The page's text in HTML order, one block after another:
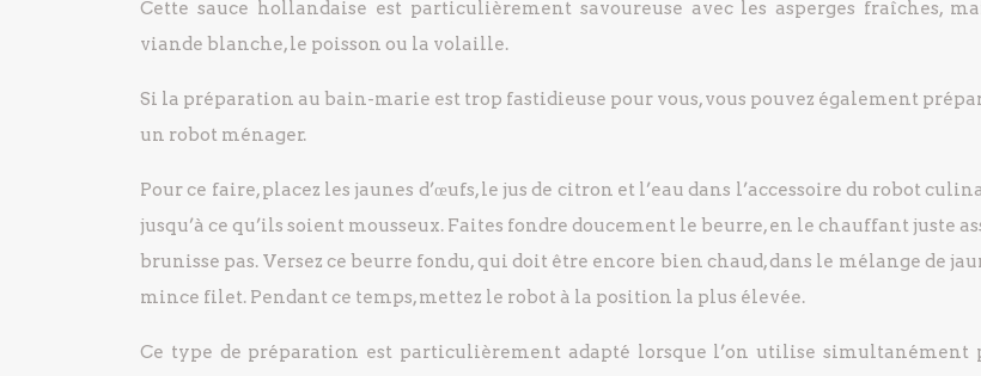
Cette sauce hollandaise est particulièrement savoureuse avec les asperges fraîches,
viande blanche, le poisson ou la volaille.
Si la préparation au bain-marie est trop fastidieuse pour vous, vous pouvez également
un robot ménager.
Pour ce faire, placez les jaunes d’œufs, le jus de citron et l’eau dans l’accessoire du robot
jusqu’à ce qu’ils soient mousseux. Faites fondre doucement le beurre, en le chauffant juste
brunisse pas. Versez ce beurre fondu, qui doit être encore bien chaud, dans le mélange de
mince filet. Pendant ce temps, mettez le robot à la position la plus élevée.
Ce type de préparation est particulièrement adapté lorsque l’on utilise simultanément